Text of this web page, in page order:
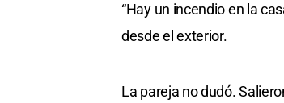
“Hay un incendio en la
desde el exterior.
La pareja no dudó.